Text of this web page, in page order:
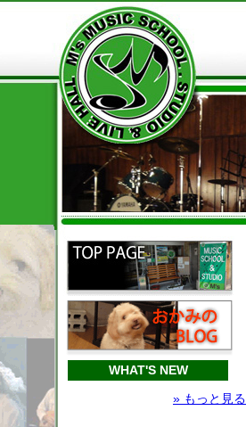
WHAT'S NEW
» もっと見る